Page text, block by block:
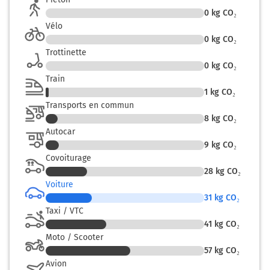
Continuer A86 sur 14 kilomètres
A86
LILLE
BOBIGNY
FONTENAY
Autoroute de l'Est
Continuer A4 sur 11 kilomètres
METZ-NANCY
REIMS
MEAUX
MARNE LA VALLÉE
VAL DE BUSSY
0 kg CO₂
Vélo
0 kg CO₂
Trottinette
0 kg CO₂
Train
1 kg CO₂
Transports en commun
8 kg CO₂
Autocar
9 kg CO₂
Covoiturage
28 kg CO₂
Voiture
31 kg CO₂
Taxi / VTC
41 kg CO₂
Moto / Scooter
57 kg CO₂
Avion